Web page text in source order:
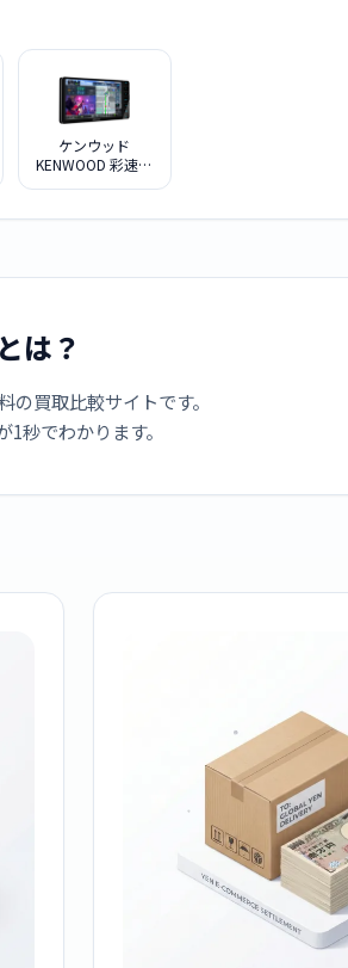
ケンウッド
KENWOOD 彩速ナ
は？
の買取比較サイトです。
秒でわかります。